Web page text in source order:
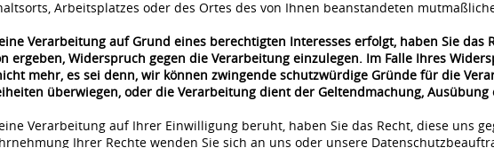
Arbeitsplatzes oder des Ortes des von Ihnen beanstandeten
Verarbeitung auf Grund eines berechtigten Interesses erfolgt, haben Sie das
ergeben, Widerspruch gegen die Verarbeitung einzulegen. Im Falle Ihres
mehr, es sei denn, wir können zwingende schutzwürdige Gründe für die
überwiegen, oder die Verarbeitung dient der Geltendmachung,
Verarbeitung auf Ihrer Einwilligung beruht, haben Sie das Recht, diese uns
Ihrer Rechte wenden Sie sich an uns oder unsere